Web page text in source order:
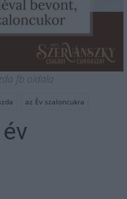
fb oldala
az Év szaloncukra